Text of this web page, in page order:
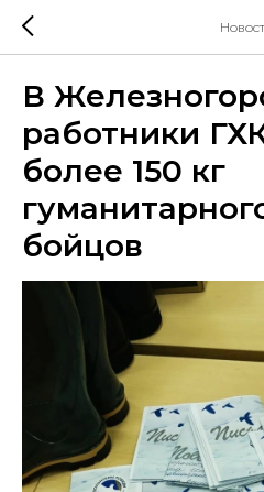
В
работники
более 150 кг
бойцов